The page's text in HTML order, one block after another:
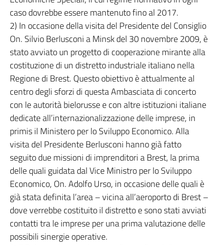
caso dovrebbe essere mantenuto fino al 2017.
2) In occasione della visita del Presidente del Consiglio
On. Silvio Berlusconi a Minsk del 30 novembre 2009, è
stato avviato un progetto di cooperazione mirante alla
costituzione di un distretto industriale italiano nella
Regione di Brest. Questo obiettivo è attualmente al
centro degli sforzi di questa Ambasciata di concerto
con le autorità bielorusse e con altre istituzioni italiane
dedicate all’internazionalizzazione delle imprese, in
primis il Ministero per lo Sviluppo Economico. Alla
visita del Presidente Berlusconi hanno già fatto
seguito due missioni di imprenditori a Brest, la prima
delle quali guidata dal Vice Ministro per lo Sviluppo
Economico, On. Adolfo Urso, in occasione delle quali è
già stata definita l’area – vicina all’aeroporto di Brest –
dove verrebbe costituito il distretto e sono stati avviati
contatti tra le imprese per una prima valutazione delle
possibili sinergie operative.